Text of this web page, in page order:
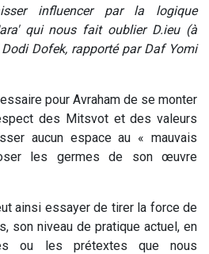
influencer par la logique
qui nous fait oublier D.ieu (à
Dofek, rapporté par Daf Yomi
pour Avraham de se monter
des Mitsvot et des valeurs
aucun espace au « mauvais
les germes de son œuvre
ainsi essayer de tirer la force de
son niveau de pratique actuel, en
ou les prétextes que nous